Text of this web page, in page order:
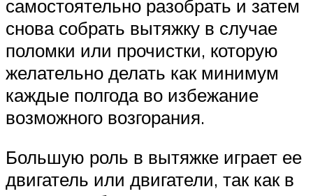
самостоятельно разобрать и затем
снова собрать вытяжку в случае
поломки или прочистки, которую
желательно делать как минимум
каждые полгода во избежание
возможного возгорания.
Большую роль в вытяжке играет ее
двигатель или двигатели, так как в